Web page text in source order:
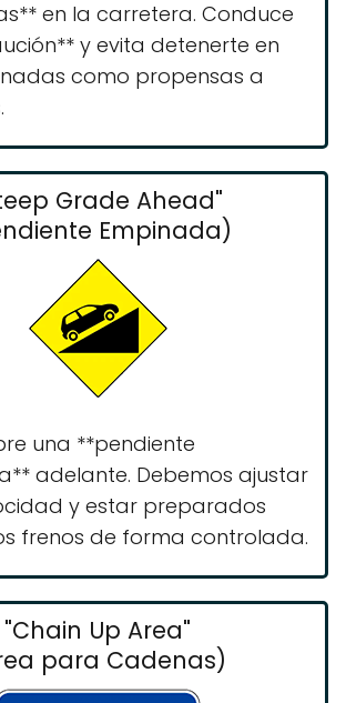
en la carretera. Conduce
y evita detenerte en
como propensas a
Grade Ahead"
Empinada)
una **pendiente
adelante. Debemos ajustar
y estar preparados
frenos de forma controlada.
"Chain Up Area"
para Cadenas)